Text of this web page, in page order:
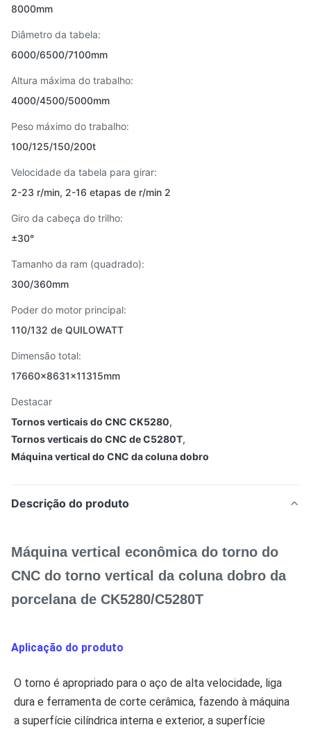
8000mm
Diâmetro da tabela:
6000/6500/7100mm
Altura máxima do trabalho:
4000/4500/5000mm
Peso máximo do trabalho:
100/125/150/200t
Velocidade da tabela para girar:
2-23 r/min, 2-16 etapas de r/min 2
Giro da cabeça do trilho:
±30°
Tamanho da ram (quadrado):
300/360mm
Poder do motor principal:
110/132 de QUILOWATT
Dimensão total:
17660x8631x11315mm
Destacar
Tornos verticais do CNC CK5280,
Tornos verticais do CNC de C5280T,
Máquina vertical do CNC da coluna dobro
Descrição do produto
Máquina vertical econômica do torno do
CNC do torno vertical da coluna dobro da
porcelana de CK5280/C5280T
Aplicação do produto
O torno é apropriado para o aço de alta velocidade, liga
dura e ferramenta de corte cerâmica, fazendo à máquina
a superfície cilíndrica interna e exterior, a superfície